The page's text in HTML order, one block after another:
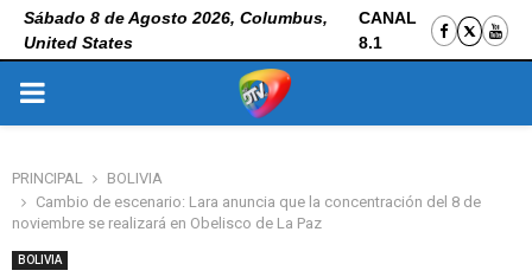
Sábado 8 de Agosto 2026, Columbus,
United States
CANAL
8.1
PRIMARY
PRINCIPAL
BOLIVIA
Cambio de escenario: Lara anuncia que la concentración del 8 de
noviembre se realizará en Obelisco de La Paz
BOLIVIA